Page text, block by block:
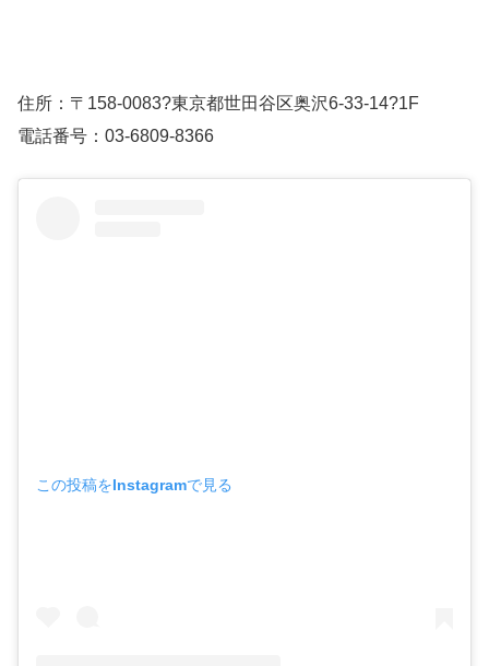
住所：〒158-0083?東京都世田谷区奥沢6-33-14?1F
電話番号：03-6809-8366
この投稿をInstagramで見る